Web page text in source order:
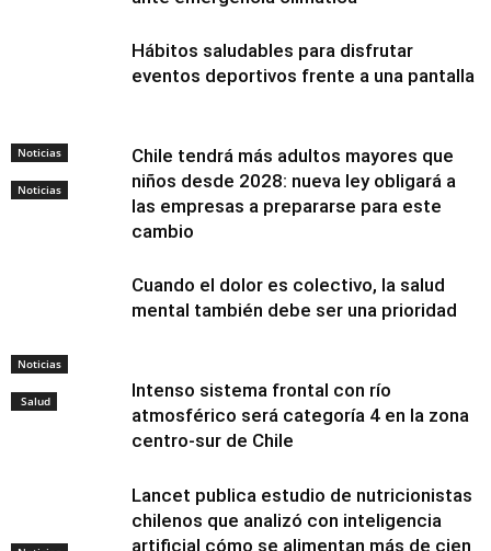
Noticias
Noticias
Hábitos saludables para disfrutar
eventos deportivos frente a una pantalla
Noticias
Chile tendrá más adultos mayores que
niños desde 2028: nueva ley obligará a
las empresas a prepararse para este
cambio
Salud
Cuando el dolor es colectivo, la salud
mental también debe ser una prioridad
Intenso sistema frontal con río
atmosférico será categoría 4 en la zona
centro-sur de Chile
Lancet publica estudio de nutricionistas
chilenos que analizó con inteligencia
artificial cómo se alimentan más de cien